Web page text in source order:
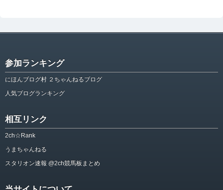
参加ランキング
にほんブログ村 ２ちゃんねるブログ
人気ブログランキング
相互リンク
2ch☆Rank
うまちゃんねる
スタリオン速報 @2ch競馬板まとめ